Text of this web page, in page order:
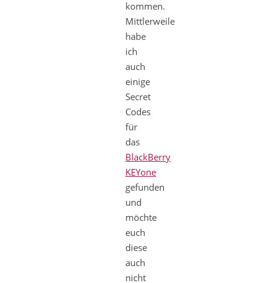
kommen.
Mittlerweile
habe
ich
auch
einige
Secret
Codes
für
das
BlackBerry
KEYone
gefunden
und
möchte
euch
diese
auch
nicht